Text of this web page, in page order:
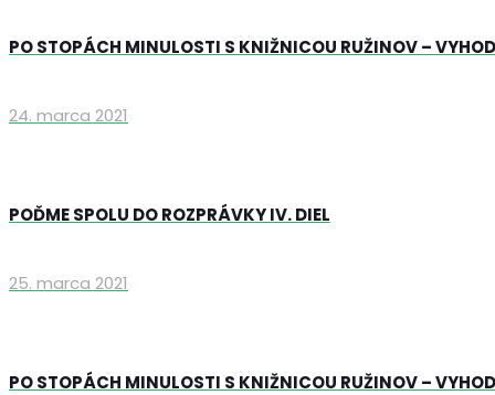
PO STOPÁCH MINULOSTI S KNIŽNICOU RUŽINOV –
24. marca 2021
POĎME SPOLU DO ROZPRÁVKY IV. DIEL
25. marca 2021
PO STOPÁCH MINULOSTI S KNIŽNICOU RUŽINOV –